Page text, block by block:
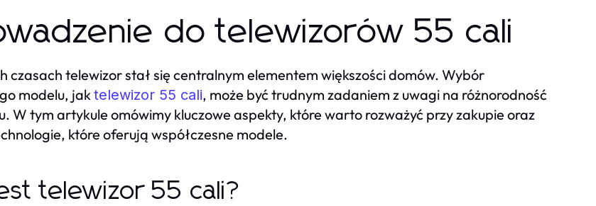
do telewizorów 55 cali
czasach telewizor stał się centralnym elementem większości domów. Wybór
modelu, jaktelewizor 55 cali, może być trudnym zadaniem z uwagi na różnorodność
W tym artykule omówimy kluczowe aspekty, które warto rozważyć przy zakupie oraz
które oferują współczesne modele.
telewizor 55 cali?